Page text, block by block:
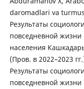
daromadlari va
Результаты
повседневной жизни
населения
(Пров. в 2022–2023
Результаты
повседневной жизни